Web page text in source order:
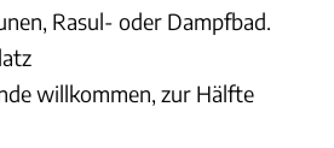
Rasul- oder Dampfbad.
willkommen, zur Hälfte